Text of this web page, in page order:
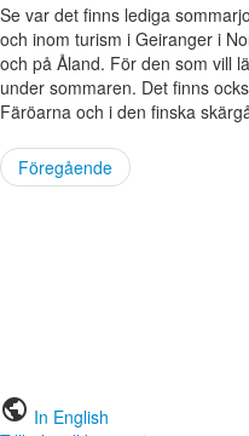
Se var det finns lediga
och inom turism i Geiranger i
och på Åland. För den som vill
under sommaren. Det finns
Färöarna och i den finska
Föregående
public In English